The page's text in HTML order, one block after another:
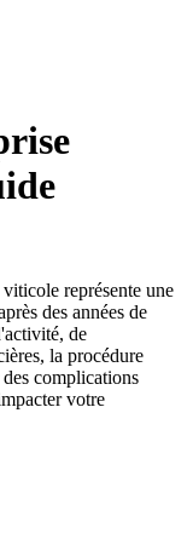
représente une
des années de
de
la procédure
complications
votre